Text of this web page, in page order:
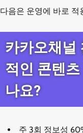
다음은 운영에 바로 적
카카오채널
적인 콘텐
나요?
주 3회 정보성